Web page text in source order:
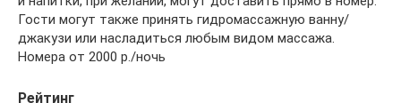
Гости могут также принять гидромассажную ванну/
джакузи или насладиться любым видом массажа.
Номера от 2000 р./ночь
Рейтинг